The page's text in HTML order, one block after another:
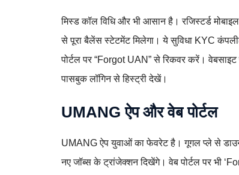
मिस्ड कॉल विधि और भी आसान है। रजिस्टर्ड
से पूरा बैलेंस स्टेटमेंट मिलेगा। ये सुविधा KYC
पोर्टल पर “Forgot UAN” से रिकवर करें।
पासबुक लॉगिन से हिस्ट्री देखें।
UMANG ऐप और वेब पोर्टल
UMANG ऐप युवाओं का फेवरेट है। गूगल प्ले से
नए जॉब्स के ट्रांजेक्शन दिखेंगे। वेब पोर्टल पर भी